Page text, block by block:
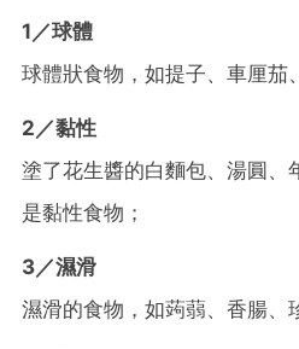
1／球體
球體狀食物，如提子、車厘茄
2／黏性
塗了花生醬的白麵包、湯圓、
是黏性食物；
3／濕滑
濕滑的食物，如蒟蒻、香腸、